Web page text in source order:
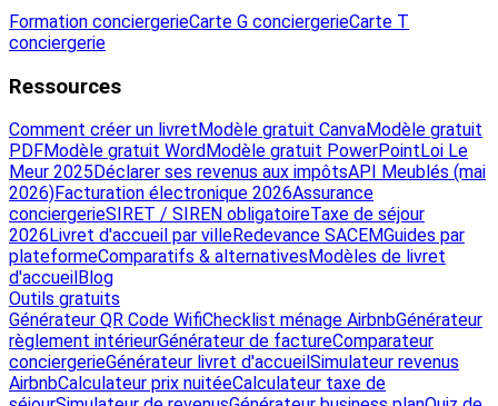
Formation conciergerieCarte G conciergerieCarte T
conciergerie
Ressources
Comment créer un livret Modèle gratuit CanvaModèle gratuit
PDFModèle gratuit Word Modèle gratuit PowerPoint Loi Le
Meur 2025 Déclarer ses revenus aux impôtsAPI Meublés (mai
2026)Facturation électronique 2026Assurance
conciergerieSIRET / SIREN obligatoireTaxe de séjour
2026 Livret d'accueil par villeRedevance SACEMGuides par
plateformeComparatifs & alternatives Modèles de livret
d'accueil Blog
Outils gratuits
Générateur QR Code WifiChecklist ménage AirbnbGénérateur
règlement intérieurGénérateur de factureComparateur
conciergerieGénérateur livret d'accueil Simulateur revenus
AirbnbCalculateur prix nuitéeCalculateur taxe de